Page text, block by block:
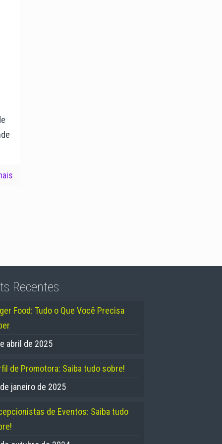
Recentes
Food: Tudo o Que Você Precisa
abril de 2025
de Promotora: Saiba tudo sobre!
janeiro de 2025
de Eventos: Saiba tudo